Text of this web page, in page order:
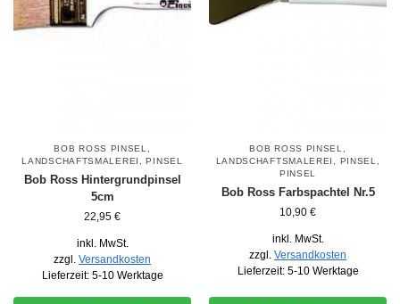
BOB ROSS PINSEL
LANDSCHAFTSMALEREI
,PINSEL
Bob Ross Hintergrundpinsel
5cm
22,95 €
inkl. MwSt.
zzgl. Versandkosten
Lieferzeit: 5-10 Werktage
BOB ROSS PINSEL
LANDSCHAFTSMALEREI
PINSEL
PINSEL
Bob Ross Farbspachtel Nr.5
10,90 €
inkl. MwSt.
zzgl. Versandkosten
Lieferzeit: 5-10 Werktage